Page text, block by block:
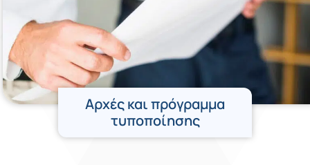
Αρχές και πρόγραμμα
τυποποίησης